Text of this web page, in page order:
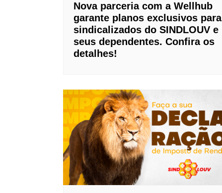
Nova parceria com a Wellhub
garante planos exclusivos para
sindicalizados do SINDLOUV e
seus dependentes. Confira os
detalhes!